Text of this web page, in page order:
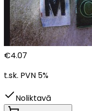
€4.07
t.sk. PVN 5%
Noliktavā